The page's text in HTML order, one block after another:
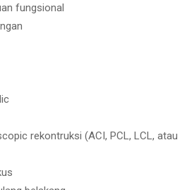
fungsional
rekontruksi (ACI, PCL, LCL, atau